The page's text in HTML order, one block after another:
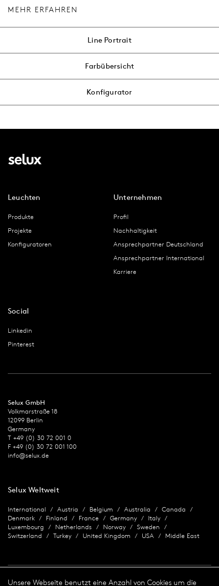
MEHR ERFAHREN
Line Portrait
Farbübersicht
Konfigurator
Leuchten
Produkte
Projekte
Konfiguratoren
Unternehmen
Profil
Nachhaltigkeit
Ansprechpartner Deutschland
Ansprechpartner International
Karriere
Social
Linkedin
Pinterest
Selux GmbH
Volkmarstraße 18
12099 Berlin
Germany
T +49 (0) 30 72 001 0
F +49 (0) 30 72 001 100
info@selux.de
Selux Weltweit
International Austria Belgium Australia
Canada
Denmark
Finland France Germany
Italy
Luxembourg
Netherlands Norway
Sweden
Switzerland
Turkey United Kingdom USA Middle East
Unsere Webseite benutzt eine Anzahl von Cookies um die